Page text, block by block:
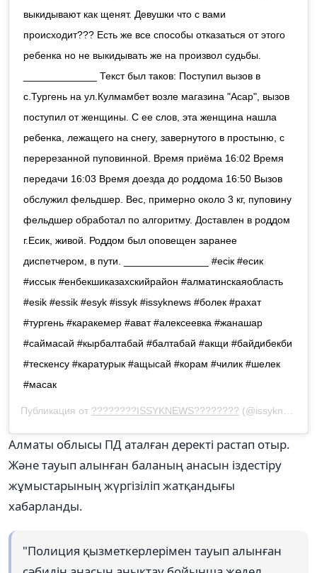
выкидывают как щенят. Девушки что с вами
происходит??? Есть же все способы отказаться от этого
ребенка но не выкидывать же на произвол судьбы.
_____________ Текст был таков: Поступил вызов в
с.Тургень на ул.Кулмамбет возле магазина "Асар", вызов
поступил от женщины. С ее слов, эта женщина нашла
ребенка, лежащего на снегу, завернутого в простыню, с
перерезанной пуповинной. Время приёма 16:02 Время
передачи 16:03 Время доезда до роддома 16:50 Вызов
обслужил фельдшер. Вес, примерно около 3 кг, пуповину
фельдшер обработал по алгоритму. Доставлен в роддом
г.Есик, живой. Роддом был оповещен заранее
диспетчером, в пути. _______________ #есік #есик
#иссык #енбекшиказахскийрайон #алматинскаяобласть
#esik #essik #esyk #issyk #issyknews #болек #рахат
#тургень #каракемер #ават #алексеевка #жанашар
#саймасай #кырбалтабай #балтабай #акщи #байдибекби
#тескенсу #каратурык #ащысай #корам #чилик #шелек
#масак
Публикация от ????????ISSYKNEWS???????? (@issyknews) 15 Фев 2019 в 8:20 PST
Алматы облысы ПД аталған деректі растап отыр.
Және тауып алынған баланың анасын іздестіру
жұмыстарының жүргізіліп жатқандығы
хабарланды.
"Полиция қызметкерлерімен тауып алынған